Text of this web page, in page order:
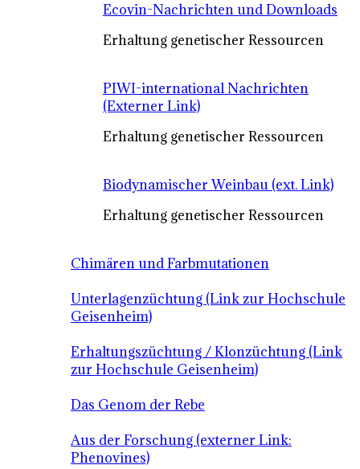
Ecovin-Nachrichten und Downloads
Erhaltung genetischer Ressourcen
PIWI-international Nachrichten
(Externer Link)
Erhaltung genetischer Ressourcen
Biodynamischer Weinbau (ext. Link)
Erhaltung genetischer Ressourcen
Chimären und Farbmutationen
Unterlagenzüchtung (Link zur Hochschule
Geisenheim)
Erhaltungszüchtung / Klonzüchtung (Link
zur Hochschule Geisenheim)
Das Genom der Rebe
Aus der Forschung (externer Link:
Phenovines)